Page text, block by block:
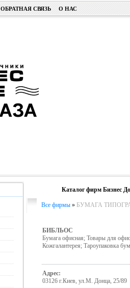
ОБРАТНАЯ СВЯЗЬ О НАС
Каталог фирм Бизнес
Все фирмы » БУМАГА
БИБЛЬОС
Бумага офисная; Товары для
Кожгалантерея; Тароупаковка
Адрес:
03126 г.Киев, ул.М. Донца, 25/89